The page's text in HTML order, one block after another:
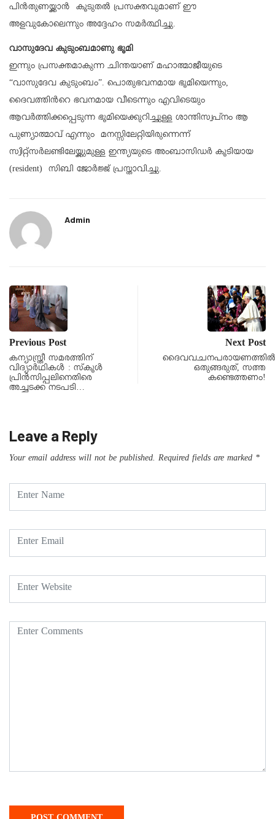
പിന്‍തുണയ്ക്കാന്‍ കൂടുതല്‍ പ്രസക്തവുമാണ് ഈ
അളവുകോലെന്നും അദ്ദേഹം സമര്‍ത്ഥിച്ചു.
വാസുദേവ കുടുംബമാണു ഭൂമി
ഇന്നും പ്രസക്തമാകുന്ന ചിന്തയാണ് മഹാത്മാജീയുടെ
“വാസുദേവ കുടുംബം”. പൊതുഭവനമായ ഭൂമിയെന്നും,
ദൈവത്തിന്‍റെ ഭവനമായ വീടെന്നും എവിടെയും
ആവര്‍ത്തിക്കപ്പെടുന്ന ഭൂമിയെക്കുറിച്ചുള്ള ശാന്തിസ്വപ്നം ആ
പുണ്യാത്മാവ് എന്നും മനസ്സിലേറ്റിയിരുന്നെന്ന്
സ്വിറ്റ്സര്‍ലണ്ടിലേയ്ക്കുമുള്ള ഇന്ത്യയുടെ അംബാസിഡര്‍ കൂടിയായ
(resident) സിബി ജോര്‍ജ്ജ് പ്രസ്താവിച്ചു.
Admin
Previous Post
കന്യാസ്ത്രീ സമരത്തിന്
വിദ്യാർഥികൾ : സ്‌കൂൾ
പ്രിൻസിപ്പലിനെതിരെ
അച്ചടക്ക നടപടി…
Next Post
ദൈവവചനപരായണത്തില്‍
ഒതുങ്ങരുത്, സത്ത
കണ്ടെത്തണം!
Leave a Reply
Your email address will not be published. Required fields are marked *